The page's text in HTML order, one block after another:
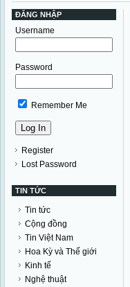
ĐĂNG NHẬP
Username
Password
Remember Me
Register
Lost Password
TIN TỨC
Tin tức
Cộng đồng
Tin Việt Nam
Hoa Kỳ và Thế giới
Kinh tế
Nghệ thuật